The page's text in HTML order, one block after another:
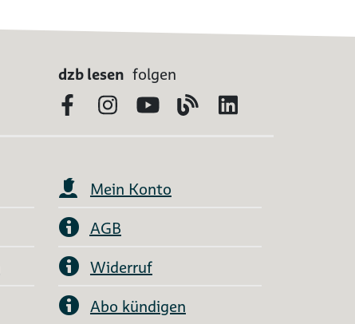
dzb lesen folgen
FacebookInstagram
YouTubeBlog
Mein Konto
AGB
Widerruf
Abo kündigen